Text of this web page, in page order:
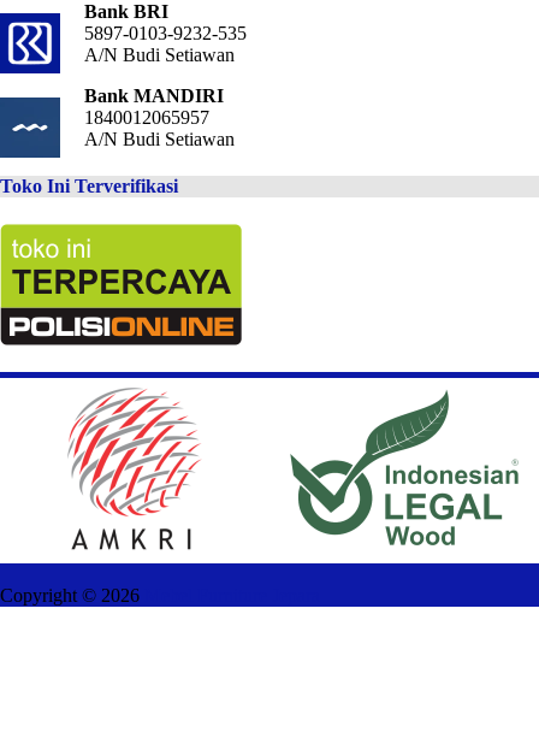
Bank BRI
5897-0103-9232-535
A/N Budi Setiawan
Bank MANDIRI
1840012065957
A/N Budi Setiawan
Toko Ini Terverifikasi
Copyright © 2026